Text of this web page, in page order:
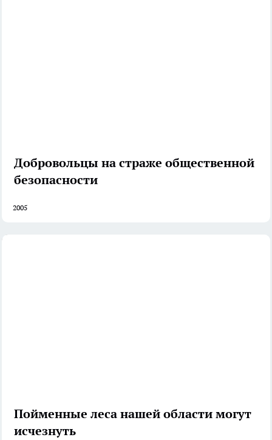
Добровольцы на страже общественной
безопасности
2005
Пойменные леса нашей области могут
исчезнуть